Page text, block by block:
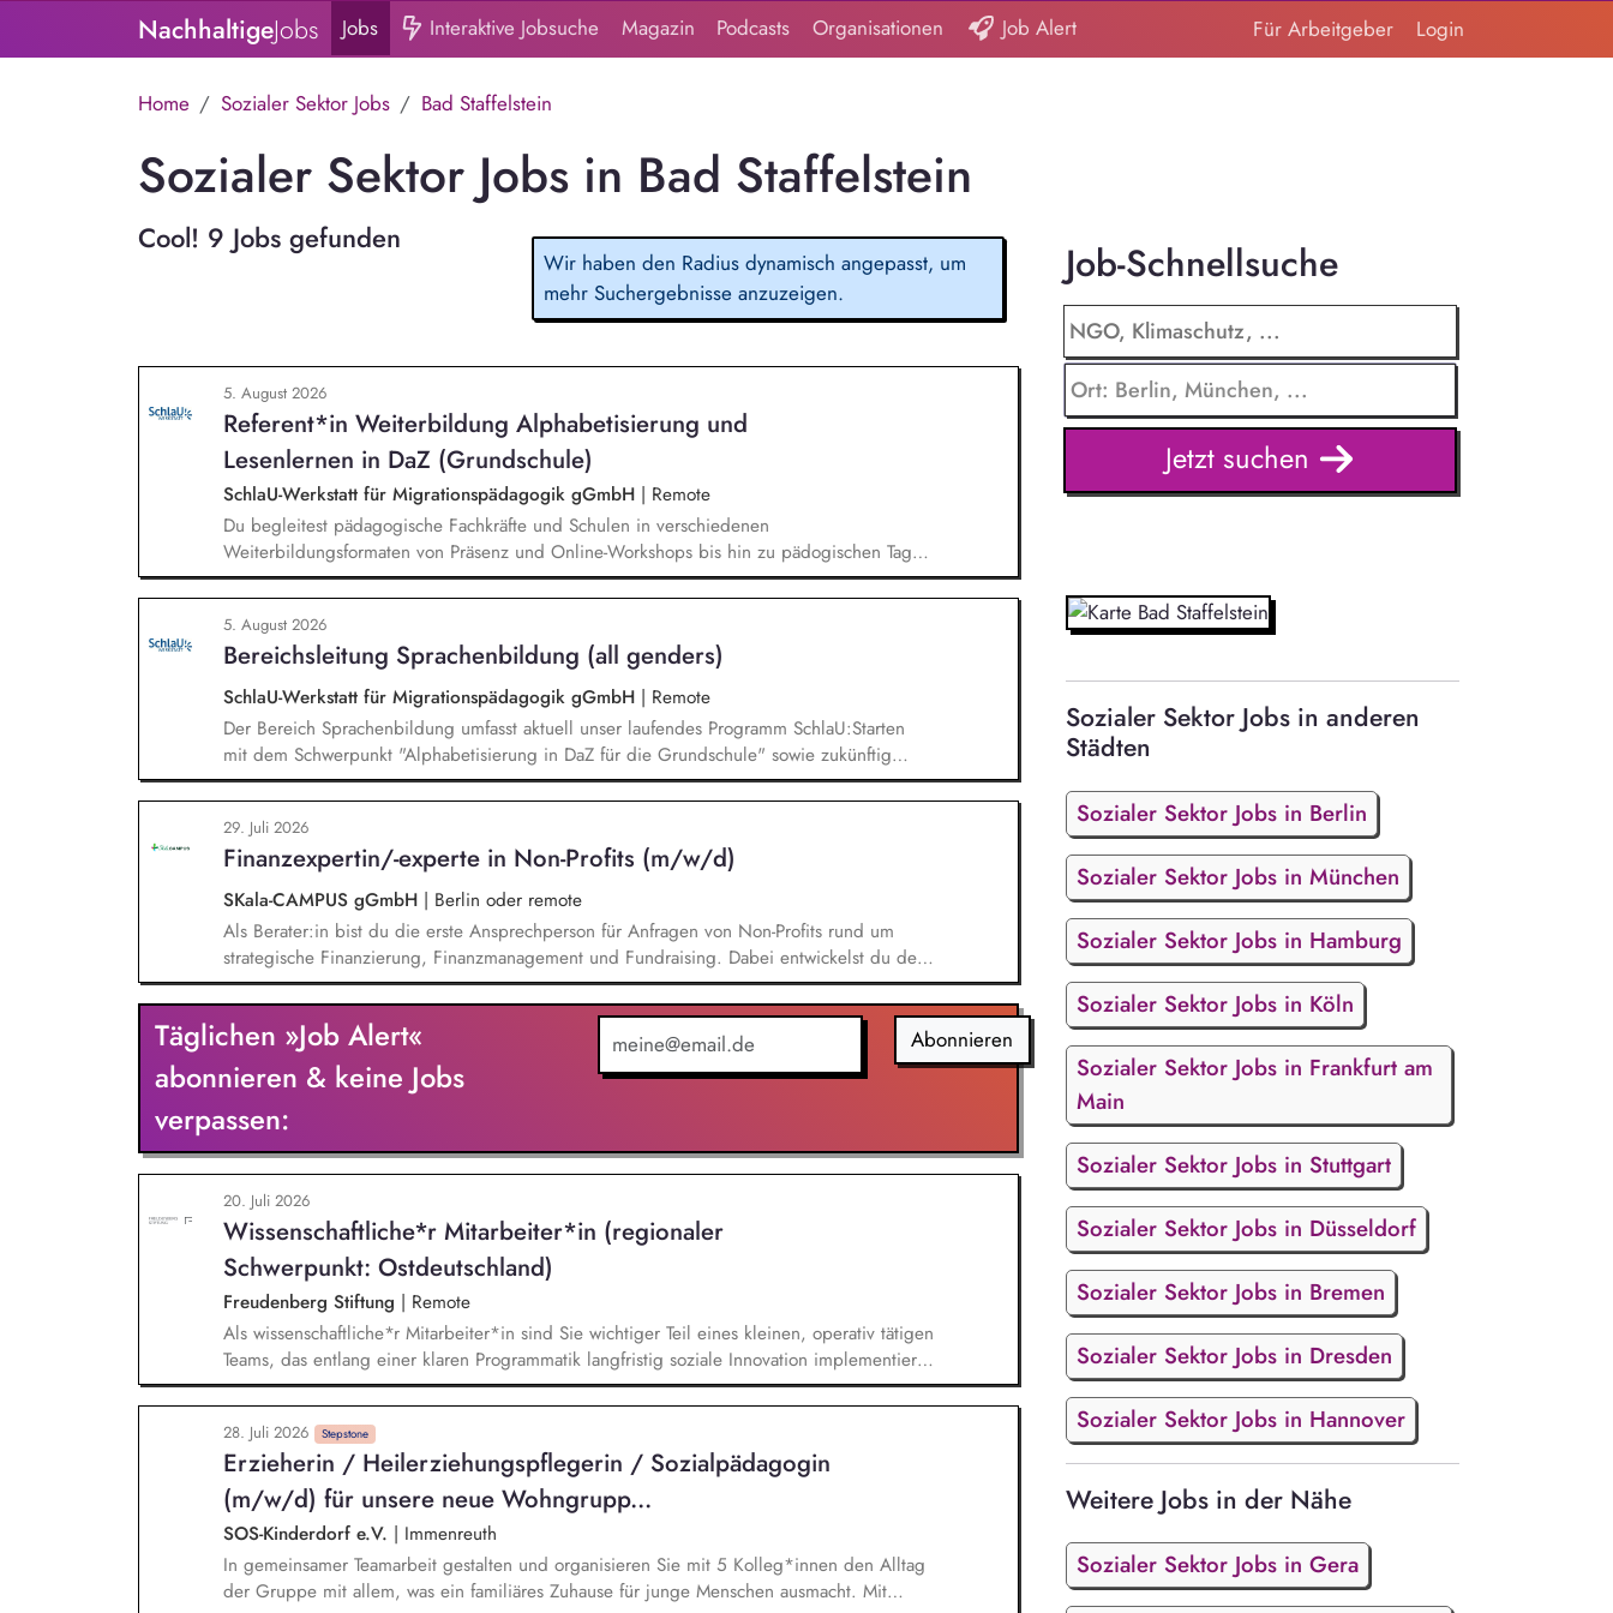
NachhaltigeJobs Jobs Interaktive Jobsuche Magazin Podcasts Organisationen Job Alert Für Arbeitgeber Login
Home Sozialer Sektor Jobs Bad Staffelstein
Sozialer Sektor Jobs in Bad Staffelstein
Cool! 9 Jobs gefunden
Wir haben den Radius dynamisch angepasst, um
mehr Suchergebnisse anzuzeigen.
5. August 2026
Referent*in Weiterbildung Alphabetisierung und
Lesenlernen in DaZ (Grundschule)
SchlaU-Werkstatt für Migrationspädagogik gGmbH | Remote
Du begleitest pädagogische Fachkräfte und Schulen in verschiedenen
Weiterbildungsformaten von Präsenz und Online-Workshops bis hin zu pädogischen Tagen
und erstellst Online-Selbstlernkurse für unsere Plattform schlau-lernen.org. Die inhaltlichen
Schwerpunkte liegen dabei auf den Bereichen Lesen lernen,
Mehrsprachigkeitsbewusstsein und Alphabetisierung in der Grundschule.
5. August 2026
Bereichsleitung Sprachenbildung (all genders)
SchlaU-Werkstatt für Migrationspädagogik gGmbH | Remote
Der Bereich Sprachenbildung umfasst aktuell unser laufendes Programm SchlaU:Starten
mit dem Schwerpunkt "Alphabetisierung in DaZ für die Grundschule" sowie zukünftig
weitere auf Unterrichtsmaterial bezogene Projekte mit den Schwerpunkten
sprachensensibles und rassismuskritisches Deutschlernen von der Grundschule bis in die
Berufliche Bildung. Der Bereich Sprachenbildung entwickelt in seinen Projekten dazu
zielgruppengerechte und innovative Unterrichtsmaterialien und begleitet pädagogische
Fachkräfte mit daran angeschlossenen Weiterbildungsangeboten online wie offline.
29. Juli 2026
Finanzexpertin/-experte in Non-Profits (m/w/d)
SKala-CAMPUS gGmbH | Berlin oder remote
Als Berater:in bist du die erste Ansprechperson für Anfragen von Non-Profits rund um
strategische Finanzierung, Finanzmanagement und Fundraising. Dabei entwickelst du den
gesamten Prozess von der Anfrage über Angebotserstellung bis zur eigenverantwortlichen
Umsetzung. Auf Basis der jeweiligen Herausforderungen entwickelst du passgenaue
Beratungsprozesse und berätst Organisationen zu zentralen Fragen ihrer finanziellen
Steuerung und strategischen Weiterentwicklung.
Täglichen »Job Alert«
abonnieren & keine Jobs
verpassen:
Abonnieren
20. Juli 2026
Wissenschaftliche*r Mitarbeiter*in (regionaler
Schwerpunkt: Ostdeutschland)
Freudenberg Stiftung | Remote
Als wissenschaftliche*r Mitarbeiter*in sind Sie wichtiger Teil eines kleinen, operativ tätigen
Teams, das entlang einer klaren Programmatik langfristig soziale Innovation implementiert.
Sie unterstützen die Geschäftsführung bei der Umsetzung der Stiftungsprogrammatik und
entwickeln dabei die Internationalisierungsstrategie der Stiftung weiter. Sie übersetzen
wissenschaftliche Erkenntnisse in alltagsangebundene Handlungsansätze entlang unserer
Stiftungsprogrammatik.
28. Juli 2026 Stepstone
Erzieherin / Heilerziehungspflegerin / Sozialpädagogin
(m/w/d) für unsere neue Wohngrupp...
SOS-Kinderdorf e.V. | Immenreuth
In gemeinsamer Teamarbeit gestalten und organisieren Sie mit 5 Kolleg*innen den Alltag
der Gruppe mit allem, was ein familiäres Zuhause für junge Menschen ausmacht. Mit
Job-Schnellsuche
Jetzt suchen
Sozialer Sektor Jobs in anderen
Städten
Sozialer Sektor Jobs in Berlin
Sozialer Sektor Jobs in München
Sozialer Sektor Jobs in Hamburg
Sozialer Sektor Jobs in Köln
Sozialer Sektor Jobs in Frankfurt am
Main
Sozialer Sektor Jobs in Stuttgart
Sozialer Sektor Jobs in Düsseldorf
Sozialer Sektor Jobs in Bremen
Sozialer Sektor Jobs in Dresden
Sozialer Sektor Jobs in Hannover
Weitere Jobs in der Nähe
Sozialer Sektor Jobs in Gera